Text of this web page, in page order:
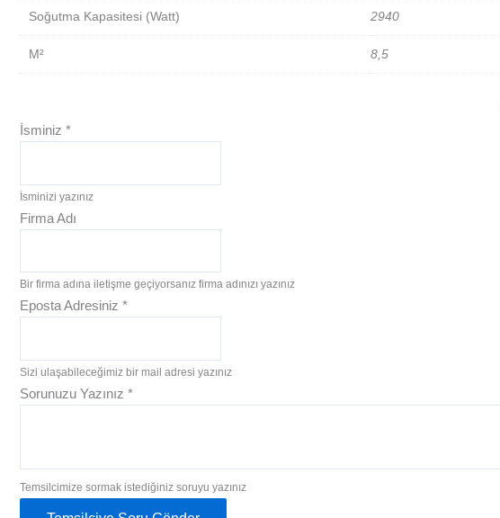
Soğutma Kapasitesi (Watt) 2940
M² 8,5
İsminiz *
İsminizi yazınız
Firma Adı
Bir firma adına iletişme geçiyorsanız firma adınızı yazınız
Eposta Adresiniz *
Sizi ulaşabileceğimiz bir mail adresi yazınız
Sorunuzu Yazınız *
Temsilcimize sormak istediğiniz soruyu yazınız